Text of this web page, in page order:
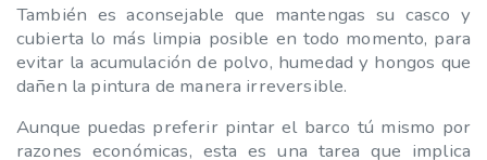
También es aconsejable que mantengas su casco y
cubierta lo más limpia posible en todo momento, para
evitar la acumulación de polvo, humedad y hongos que
dañen la pintura de manera irreversible.
Aunque puedas preferir pintar el barco tú mismo por
razones económicas, esta es una tarea que implica